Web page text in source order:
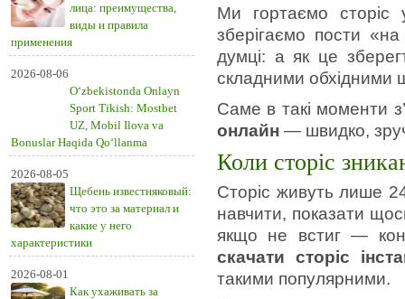
лица: преимущества,
виды и правила
применения
2026-08-06
O‘zbekistonda Onlayn
Sport Tikish: Mostbet
UZ, Mobil Ilova va
Bonuslar Haqida Qo‘llanma
2026-08-05
Щебень известняковый:
что это за материал и
какие у него
характеристики
2026-08-01
Как ухаживать за
Ми гортаємо сторіс
зберігаємо пости
думці: а як це
складними обхідними
Саме в такі моменти
онлайн — швидко,
Коли сторіс
Сторіс живуть лише
навчити, показати
якщо не встиг —
скачати сторіс
такими популярними.